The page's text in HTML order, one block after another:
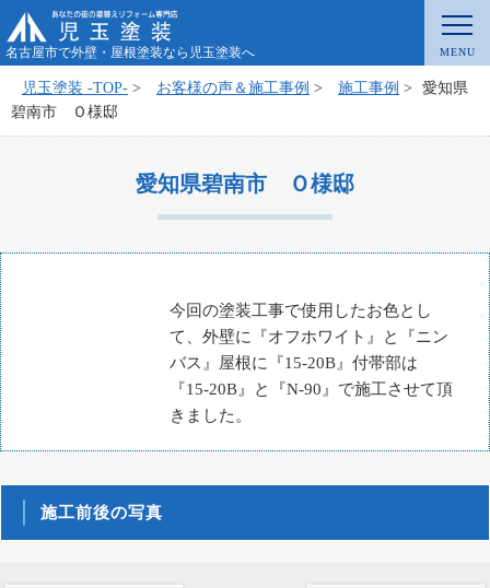
名古屋市で外壁・屋根塗装なら児玉塗装へ
児玉塗装 -TOP- > お客様の声＆施工事例 > 施工事例 >
愛知県
碧南市 Ｏ様邸
愛知県碧南市 Ｏ様邸
今回の塗装工事で使用したお色とし
て、外壁に『オフホワイト』と『ニン
バス』屋根に『15-20B』付帯部は
『15-20B』と『N-90』で施工させて頂
きました。
施工前後の写真